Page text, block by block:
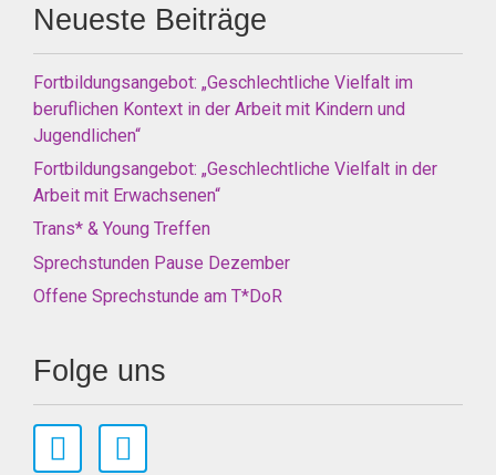
Neueste Beiträge
Fortbildungsangebot: „Geschlechtliche Vielfalt im
beruflichen Kontext in der Arbeit mit Kindern und
Jugendlichen“
Fortbildungsangebot: „Geschlechtliche Vielfalt in der
Arbeit mit Erwachsenen“
Trans* & Young Treffen
Sprechstunden Pause Dezember
Offene Sprechstunde am T*DoR
Folge uns